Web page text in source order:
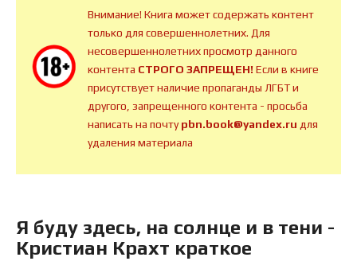
Внимание! Книга может содержать контент
только для совершеннолетних. Для
несовершеннолетних просмотр данного
контента СТРОГО ЗАПРЕЩЕН!Если в книге
присутствует наличие пропаганды ЛГБТ и
другого, запрещенного контента - просьба
написать на почтуpbn.book@yandex.ru для
удаления материала
Я буду здесь, на солнце и в тени -
Кристиан Крахт краткое